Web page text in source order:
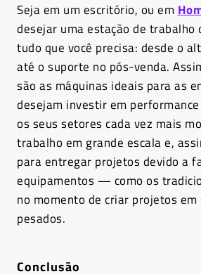
Seja em um escritório, ou em
desejar uma estação de trabalho
tudo que você precisa: desde o
até o suporte no pós-venda.
são as máquinas ideais para as
desejam investir em
os seus setores cada vez mais
trabalho em grande escala e,
para entregar projetos devido a
equipamentos — como os
no momento de criar projetos
pesados.
Conclusão